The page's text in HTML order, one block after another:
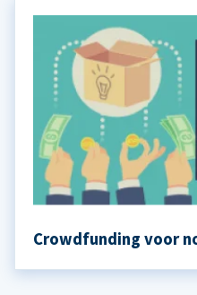
Crowdfunding voor